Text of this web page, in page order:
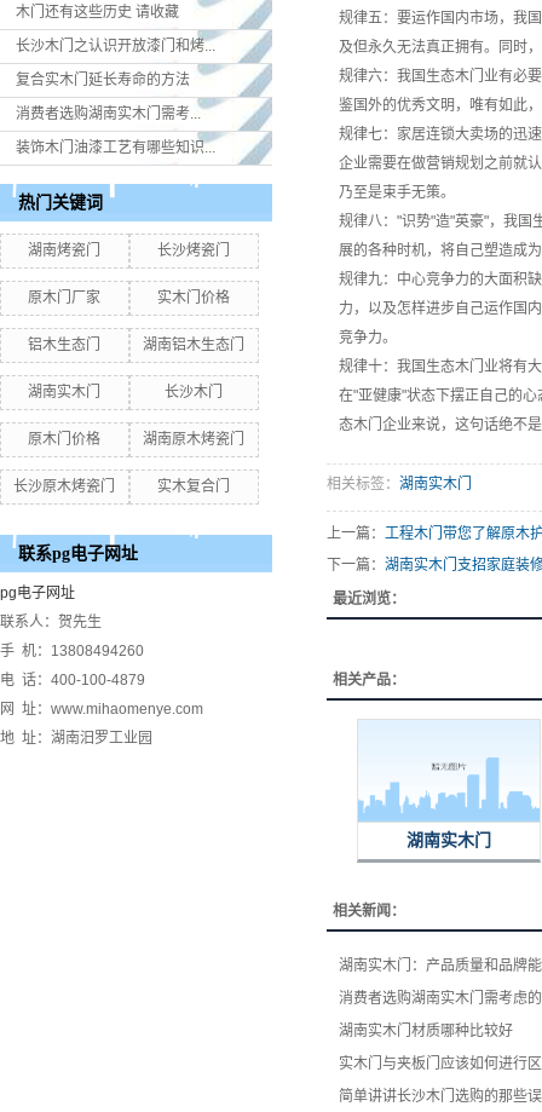
木门还有这些历史 请收藏
长沙木门之认识开放漆门和烤...
复合实木门延长寿命的方法
消费者选购湖南实木门​需考...
装饰木门油漆工艺有哪些知识...
热门关键词
湖南烤瓷门 长沙烤瓷门
原木门厂家 实木门价格
铝木生态门 湖南铝木生态门
湖南实木门 长沙木门
原木门价格 湖南原木烤瓷门
长沙原木烤瓷门 实木复合门
联系pg电子网址
pg电子网址
联系人：贺先生
手 机：13808494260
电 话：400-100-4879
网 址：www.mihaomenye.com
地 址：湖南汨罗工业园
规律五：要运作国内市场，我
及但永久无法真正拥有。同时
规律六：我国生态木门业有必
鉴国外的优秀文明，唯有如此
规律七：家居连锁大卖场的迅
企业需要在做营销规划之前就
乃至是束手无策。
规律八："识势"造"英豪"，我国
展的各种时机，将自己塑造成
规律九：中心竞争力的大面积
力，以及怎样进步自己运作国
竞争力。
规律十：我国生态木门业将有
在"亚健康"状态下摆正自己的
态木门企业来说，这句话绝不
相关标签： 湖南实木门
上一篇： 工程木门带您了解原木
下一篇： 湖南实木门支招家庭装
最近浏览：
相关产品：
湖南实木门
相关新闻：
湖南实木门：产品质量和品牌
消费者选购湖南实木门​需考虑
湖南实木门材质哪种比较好
实木门与夹板门应该如何进行
简单讲讲长沙木门选购的那些